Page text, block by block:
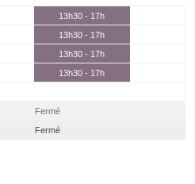
13h30 - 17h
13h30 - 17h
13h30 - 17h
13h30 - 17h
Fermé
Fermé